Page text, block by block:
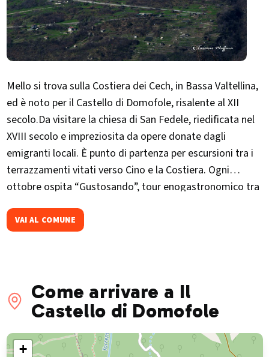
Mello si trova sulla Costiera dei Cech, in Bassa Valtellina,
ed è noto per il Castello di Domofole, risalente al XII
secolo.Da visitare la chiesa di San Fedele, riedificata nel
XVIII secolo e impreziosita da opere donate dagli
emigranti locali. È punto di partenza per escursioni tra i
terrazzamenti vitati verso Cino e la Costiera. Ogni
ottobre ospita “Gustosando”, tour enogastronomico tra
VAI AL COMUNE
Come arrivare a Il
Castello di Domofole
+